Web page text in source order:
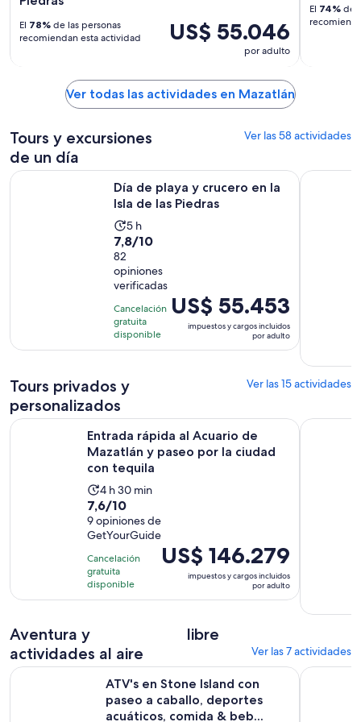
US$ 55.046
por adulto
El 78% de las personas
recomiendan esta actividad
El 74% de
Ver todas las actividades en Mazatlán
Tours y excursiones
de un día
Ver las 58 actividades
Día de playa y crucero en la
Isla de las Piedras
La
actividad
5
horas
5 h
7.8
de
10
con
82
opiniones
7,8/10
82
opiniones
verificadas
Cancelación
gratuita
disponible
El
precio
de
US$ 55.453
impuestos y cargos incluidos
por adulto
Día de playa y crucero en la Isla de las Piedras Se abrirá en
Paseo
Tours privados y
personalizados
Ver las 15 actividades
Entrada rápida al Acuario de
Mazatlán y paseo por la ciudad
con tequila
La
actividad
dura
4
horas
y
30
4 h 30 min
7.6
de
10
con
9
opiniones
7,6/10
9 opiniones de
GetYourGuide
Cancelación
gratuita
disponible
El
precio
de
US$ 146.279
impuestos y cargos incluidos
por adulto
Entrada rápida al Acuario de Mazatlán y paseo por laMazatlán:
Aventura y
actividades al aire
libre
Ver las 7 actividades
ATV's en Stone Island con
paseo a caballo, deportes
acuáticos, comida & beb...
ATV's en Stone Island con paseo a caballo, deportesBeach